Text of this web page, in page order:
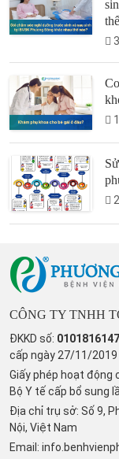
CÔNG TY TNHH
ĐKKD số: 0101816147
cấp ngày 27/11/2019
Giấy phép hoạt động
Bộ Y tế cấp bổ sung
Địa chỉ trụ sở: Số 9,
Nội, Việt Nam
Email: